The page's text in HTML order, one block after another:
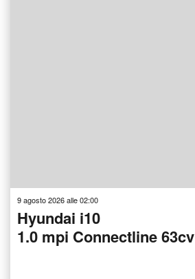
9 agosto 2026 alle 02:00
Hyundai i10
1.0 mpi Connectline 63cv